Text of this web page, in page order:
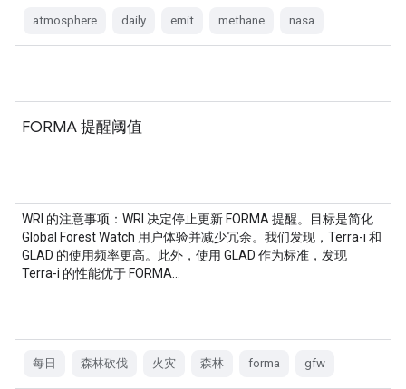
atmosphere daily emit methane nasa
FORMA 提醒阈值
WRI 的注意事项：WRI 决定停止更新 FORMA 提醒。目标是简化
Global Forest Watch 用户体验并减少冗余。我们发现，Terra-i 和
GLAD 的使用频率更高。此外，使用 GLAD 作为标准，发现
Terra-i 的性能优于 FORMA…
每日 森林砍伐 火灾 森林 forma gfw